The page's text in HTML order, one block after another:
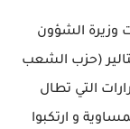
تساءلت وزيرة الشؤون
(حزب الشعب
التي تطال
و ارتكبوا